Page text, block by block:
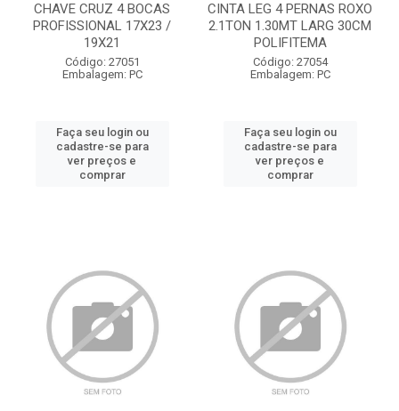
CHAVE CRUZ 4 BOCAS
PROFISSIONAL 17X23 /
19X21
Código: 27051
Embalagem: PC
Faça seu login ou
cadastre-se para
ver preços e
comprar
CINTA LEG 4 PERNAS ROXO
2.1TON 1.30MT LARG 30CM
POLIFITEMA
Código: 27054
Embalagem: PC
Faça seu login ou
cadastre-se para
ver preços e
comprar